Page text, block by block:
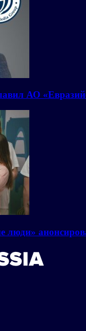
АО
люди»